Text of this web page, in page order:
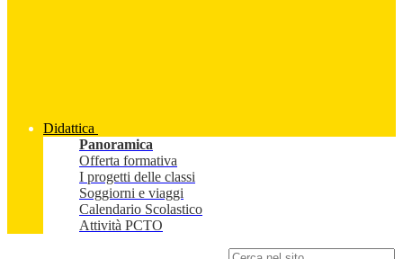
Didattica
Panoramica
Offerta formativa
I progetti delle classi
Soggiorni e viaggi
Calendario Scolastico
Attività PCTO